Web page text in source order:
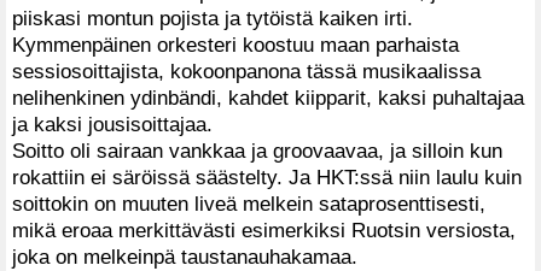
piiskasi montun pojista ja tytöistä kaiken irti.
Kymmenpäinen orkesteri koostuu maan parhaista
sessiosoittajista, kokoonpanona tässä musikaalissa
nelihenkinen ydinbändi, kahdet kiipparit, kaksi puhaltajaa
ja kaksi jousisoittajaa.
Soitto oli sairaan vankkaa ja groovaavaa, ja silloin kun
rokattiin ei säröissä säästelty. Ja HKT:ssä niin laulu kuin
soittokin on muuten liveä melkein sataprosenttisesti,
mikä eroaa merkittävästi esimerkiksi Ruotsin versiosta,
joka on melkeinpä taustanauhakamaa.